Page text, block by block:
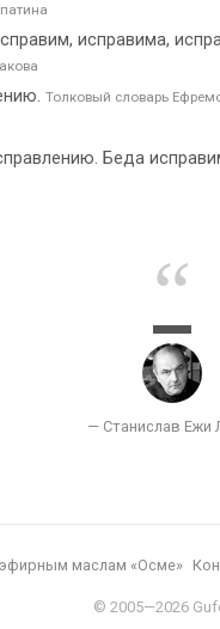
исправима,
Толковый словарь
Беда
маслам «Осме»
© 2005—2026